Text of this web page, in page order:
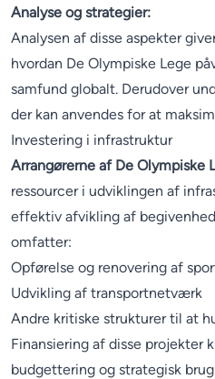
Analyse og strategier:
Analysen af disse aspekter
hvordan De Olympiske Lege
samfund globalt. Derudover
der kan anvendes for at
Investering i infrastruktur
Arrangørerne af De Olympiske
ressourcer i udviklingen af
effektiv afvikling af
omfatter:
Opførelse og renovering af
Udvikling af transportnetværk
Andre kritiske strukturer til at
Finansiering af disse projekter
budgettering og strategisk